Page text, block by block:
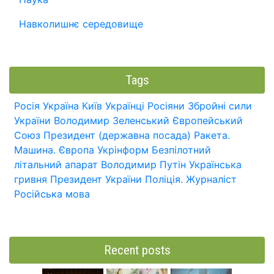
Навколишнє середовище
Tags
Росія Україна Київ Українці Росіяни Збройні сили
України Володимир Зеленський Європейський
Союз Президент (державна посада) Ракета.
Машина. Європа Укрінформ Безпілотний
літальний апарат Володимир Путін Українська
гривня Президент України Поліція. Журналіст
Російська мова
Recent posts